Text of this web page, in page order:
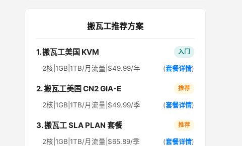
搬瓦工推荐方案
1. 搬瓦工美国 KVM 入门
2核|1GB|1TB/月流量|$49.99/年 (套餐详情)
2. 搬瓦工美国 CN2 GIA-E 推荐
2核|1GB|1TB/月流量|$49.99/季 (套餐详情)
3. 搬瓦工 SLA PLAN 套餐 推荐
2核|1GB|1TB/月流量|$65.89/季 (套餐详情)